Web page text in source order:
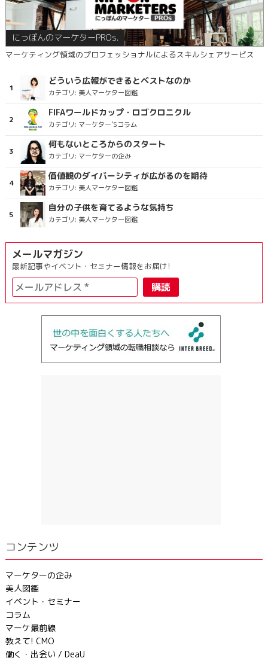
にっぽんのマーケターPROs.
マーケティング領域のプロフェッショナルによるスキルシェアサービス
どういう広報ができるとベストなのか
カテゴリ: 美人マーケター図鑑
FIFAワールドカップ・ロゴクロニクル
カテゴリ: マーケター’Sコラム
何もないところからのスタート
カテゴリ: マーケターの企み
価値観のダイバーシティが広がるのを期待
カテゴリ: 美人マーケター図鑑
自分の子供を育てるような気持ち
カテゴリ: 美人マーケター図鑑
メールマガジン
最新記事やイベント・セミナー情報をお届け!
コンテンツ
マーケターの企み
美人図鑑
イベント・セミナー
コラム
マーケ最前線
教えて! CMO
働く・出会い / DeaU